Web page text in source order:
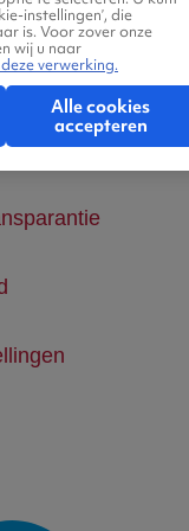
instellingen’, die
is. Voor zover onze
wij u naar
verwerking.
Alle cookies
accepteren